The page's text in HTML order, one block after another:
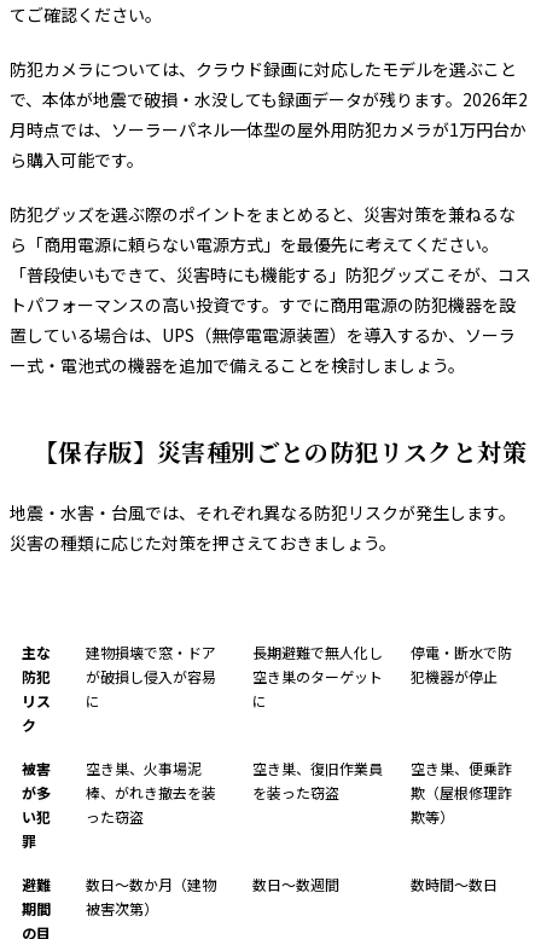
てご確認ください。
防犯カメラについては、クラウド録画に対応したモデルを選ぶこと
で、本体が地震で破損・水没しても録画データが残ります。2026年2
月時点では、ソーラーパネル一体型の屋外用防犯カメラが1万円台か
ら購入可能です。
防犯グッズを選ぶ際のポイントをまとめると、災害対策を兼ねるな
ら「商用電源に頼らない電源方式」を最優先に考えてください。
「普段使いもできて、災害時にも機能する」防犯グッズこそが、コス
トパフォーマンスの高い投資です。すでに商用電源の防犯機器を設
置している場合は、UPS（無停電電源装置）を導入するか、ソーラ
ー式・電池式の機器を追加で備えることを検討しましょう。
【保存版】災害種別ごとの防犯リスクと対策
地震・水害・台風では、それぞれ異なる防犯リスクが発生します。
災害の種類に応じた対策を押さえておきましょう。
主な
防犯
リス
ク
建物損壊で窓・ドア
が破損し侵入が容易
に
長期避難で無人化し
空き巣のターゲット
に
停電・断水で防
犯機器が停止
被害
が多
い犯
罪
空き巣、火事場泥
棒、がれき撤去を装
った窃盗
空き巣、復旧作業員
を装った窃盗
空き巣、便乗詐
欺（屋根修理詐
欺等）
避難
期間
の目
数日〜数か月（建物
被害次第）
数日〜数週間 数時間〜数日